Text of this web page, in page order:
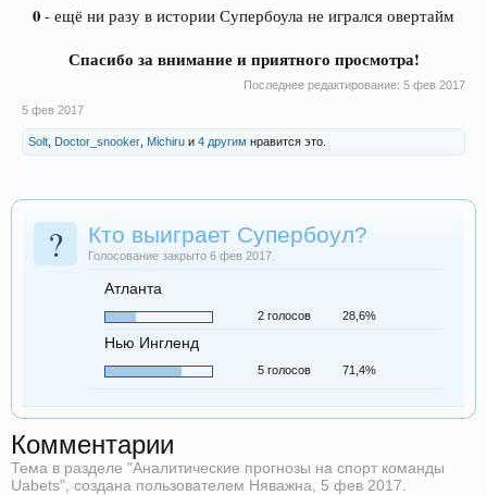
0 - ещё ни разу в истории Супербоула не игрался овертайм
Спасибо за внимание и приятного просмотра!
Последнее редактирование: 5 фев 2017
5 фев 2017
Solt Doctor_snooker Michiru и 4 другим нравится это.
? Кто выиграет Супербоул?
Голосование закрыто 6 фев 2017.
Атланта
2 голосов 28,6%
Нью Ингленд
5 голосов 71,4%
Комментарии
Тема в разделе "Аналитические прогнозы на спорт команды
Uabets", создана пользователем Няважна, 5 фев 2017.